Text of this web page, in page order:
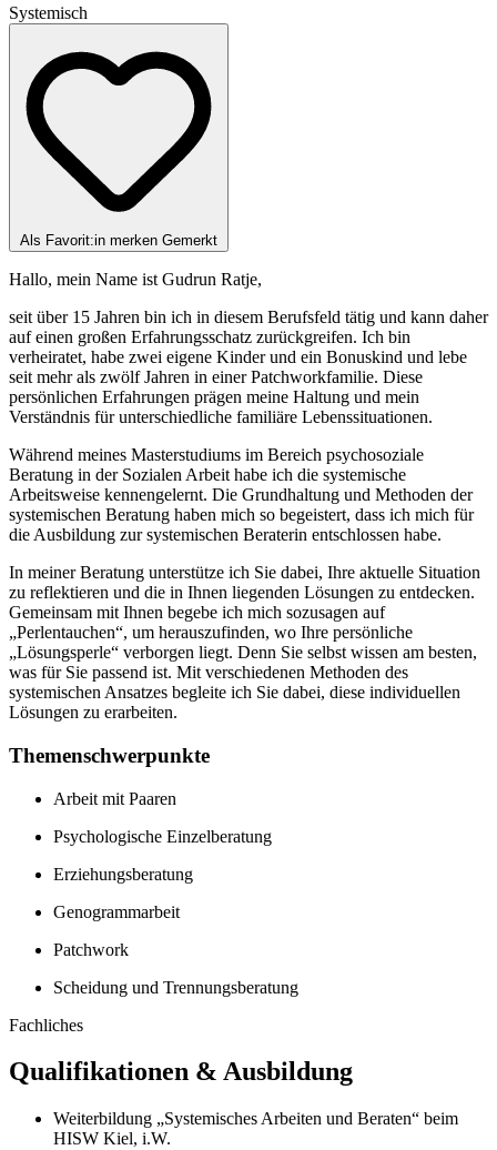
Systemisch
Als Favorit:in merken Gemerkt
Hallo, mein Name ist Gudrun Ratje,
seit über 15 Jahren bin ich in diesem Berufsfeld tätig und kann daher
auf einen großen Erfahrungsschatz zurückgreifen. Ich bin
verheiratet, habe zwei eigene Kinder und ein Bonuskind und lebe
seit mehr als zwölf Jahren in einer Patchworkfamilie. Diese
persönlichen Erfahrungen prägen meine Haltung und mein
Verständnis für unterschiedliche familiäre Lebenssituationen.
Während meines Masterstudiums im Bereich psychosoziale
Beratung in der Sozialen Arbeit habe ich die systemische
Arbeitsweise kennengelernt. Die Grundhaltung und Methoden der
systemischen Beratung haben mich so begeistert, dass ich mich für
die Ausbildung zur systemischen Beraterin entschlossen habe.
In meiner Beratung unterstütze ich Sie dabei, Ihre aktuelle Situation
zu reflektieren und die in Ihnen liegenden Lösungen zu entdecken.
Gemeinsam mit Ihnen begebe ich mich sozusagen auf
„Perlentauchen“, um herauszufinden, wo Ihre persönliche
„Lösungsperle“ verborgen liegt. Denn Sie selbst wissen am besten,
was für Sie passend ist. Mit verschiedenen Methoden des
systemischen Ansatzes begleite ich Sie dabei, diese individuellen
Lösungen zu erarbeiten.
Themenschwerpunkte
Arbeit mit Paaren
Psychologische Einzelberatung
Erziehungsberatung
Genogrammarbeit
Patchwork
Scheidung und Trennungsberatung
Fachliches
Qualifikationen & Ausbildung
Weiterbildung „Systemisches Arbeiten und Beraten“ beim
HISW Kiel, i.W.